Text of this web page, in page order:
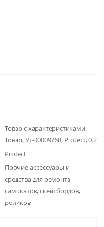
Товар с характеристиками,
Товар, Ут-00009768, Protect, 0.2
Protect
Прочие аксессуары и
средства для ремонта
самокатов, скейтбордов,
роликов